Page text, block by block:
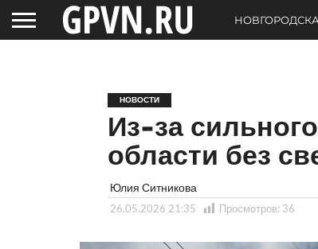
НОВОСТИ
Из-за
области без
Юлия Ситникова
26.05.2026 21:35 Просмотров: 36